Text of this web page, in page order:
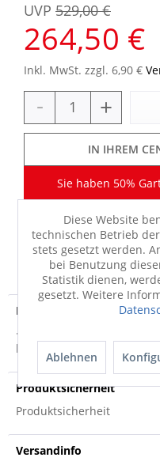
264,50 €
UVP 529,00 €
Inkl. MwSt. zzgl. 6,90 €
- +
IN IHREM
Sie haben 50%
FRAGEN MERKEN
Produktdetails
· Gestell Aluminium mit ·
bedienerfreundliche
Produktsicherheit
Produktsicherheit
Versandinfo
Diese Website
technischen Betrieb
stets gesetzt werden.
bei Benutzung
Statistik dienen,
gesetzt. Weitere
Ablehnen